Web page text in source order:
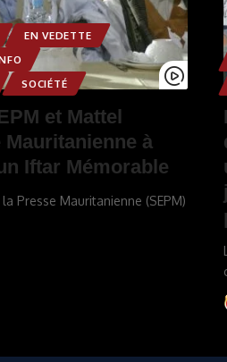
EN VEDETTE
SOCIÉTÉ
et Mattel
Mauritanienne à
Iftar Mémorable
Presse Mauritanienne (SEPM)